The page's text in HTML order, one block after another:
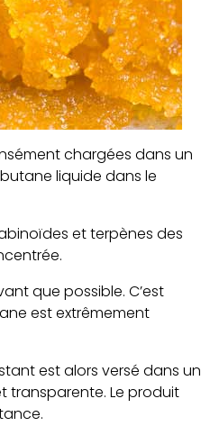
chargées dans un
liquide dans le
et terpènes des
que possible. C’est
est extrêmement
est alors versé dans un
transparente. Le produit